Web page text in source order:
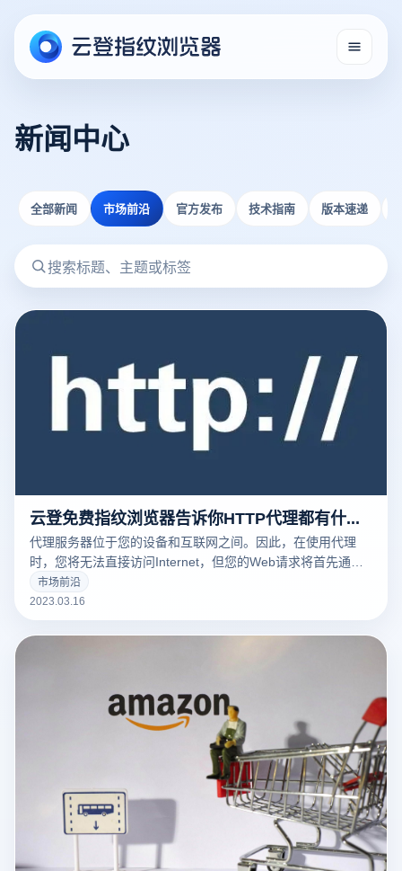
新闻中心
全部新闻 市场前沿 官方发布 技术指南 版本速递
云登免费指纹浏览器告诉你HTTP代理都有什么常见的用途
代理服务器位于您的设备和互联网之间。因此，在使用代理
时，您将无法直接访问Internet，但您的Web请求将首先通过
代理路由，然后再发送到Web服务器。
市场前沿
2023.03.16